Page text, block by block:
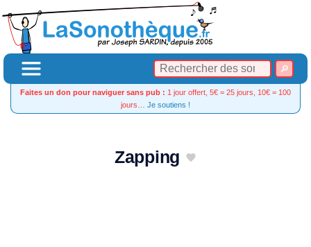
Faites un don pour naviguer sans pub : 1 jour offert, 5€ = 25 jours, 10€ = 100
jours… Je soutiens !
Zapping